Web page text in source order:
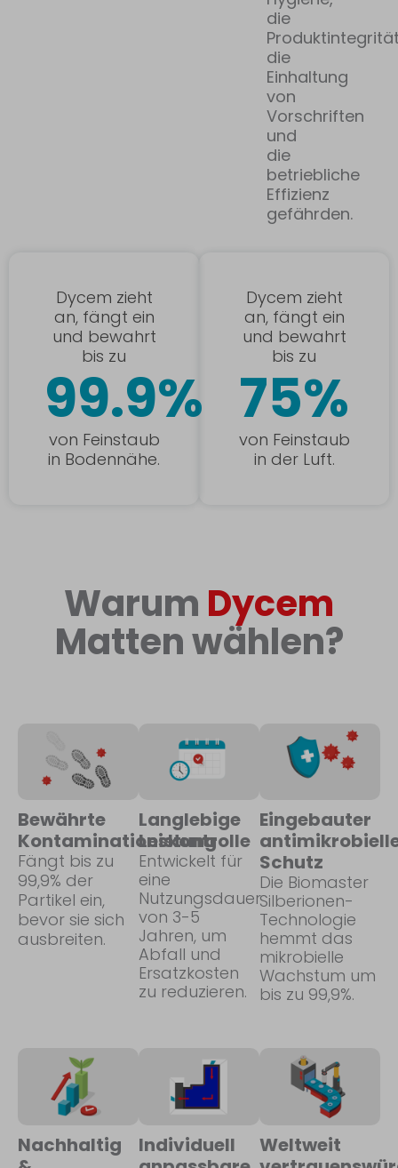
die
die
Einhaltung
von
Vorschriften
und
die
betriebliche
Effizienz
gefährden.
Dycem zieht
an, fängt ein
und bewahrt
bis zu
99.9%
von Feinstaub
in Bodennähe.
Dycem zieht
an, fängt ein
und bewahrt
bis zu
75%
von Feinstaub
in der Luft.
Warum Dycem
Matten wählen?
Bewährte
Kontaminationskontrolle
Fängt bis zu
99,9% der
Partikel ein,
bevor sie sich
ausbreiten.
Langlebige
Leistung
Entwickelt für
eine
Nutzungsdauer
von 3-5
Jahren, um
Abfall und
Ersatzkosten
zu reduzieren.
Eingebauter
Schutz
Die Biomaster
Silberionen-
Technologie
hemmt das
mikrobielle
Wachstum um
bis zu 99,9%.
Nachhaltig
Individuell
Weltweit